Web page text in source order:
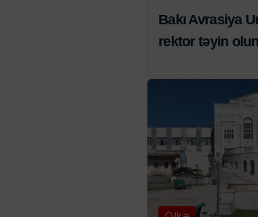
Bakı Avrasiya
rektor təyin